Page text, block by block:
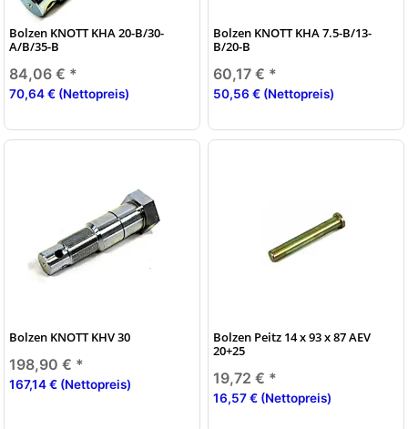
Bolzen KNOTT KHA 20-B/30-
A/B/35-B
84,06 € *
70,64 € (Nettopreis)
Bolzen KNOTT KHA 7.5-B/13-
B/20-B
60,17 € *
50,56 € (Nettopreis)
Bolzen KNOTT KHV 30
198,90 € *
167,14 € (Nettopreis)
Bolzen Peitz 14 x 93 x 87 AEV
20+25
19,72 € *
16,57 € (Nettopreis)